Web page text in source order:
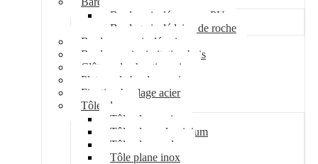
Bardage isolé mousse PU
Bardage isolé laine de roche
Bardage non isolé acier
Bardage acier imitation bois
Clôture de chantier acier
Plateau de bardage acier
Fixation bardage acier
Tôle plane
Tôle plane acier
Tôle plane aluminium
Tôle plane galva
Tôle plane inox